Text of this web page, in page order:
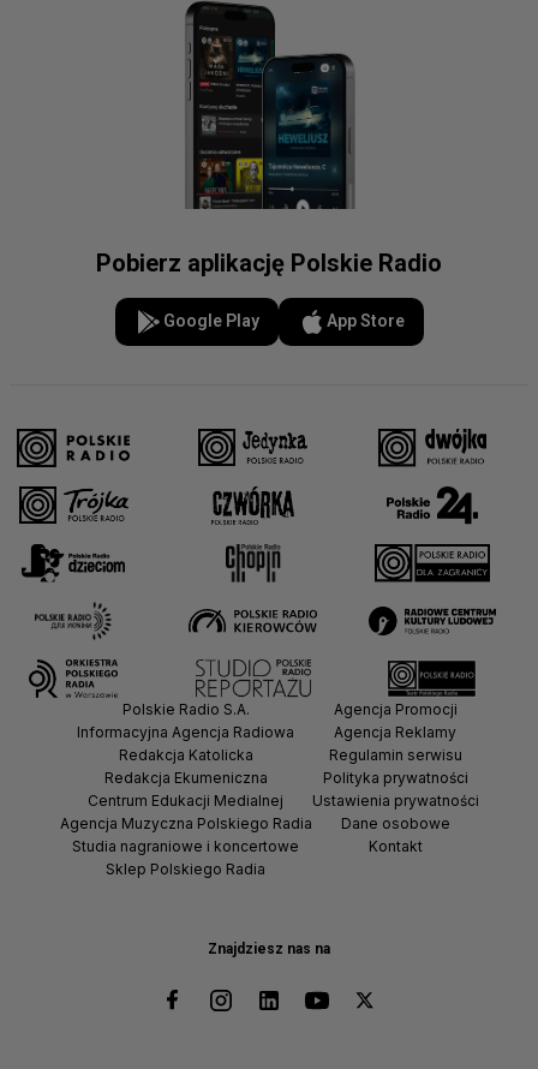
Pobierz aplikację Polskie Radio
Google Play App Store
Znajdziesz nas na
Polskie Radio S.A.
Informacyjna Agencja Radiowa
Redakcja Katolicka
Redakcja Ekumeniczna
Centrum Edukacji Medialnej
Agencja Muzyczna Polskiego Radia
Studia nagraniowe i koncertowe
Sklep Polskiego Radia
Agencja Promocji
Agencja Reklamy
Regulamin serwisu
Polityka prywatności
Ustawienia prywatności
Dane osobowe
Kontakt